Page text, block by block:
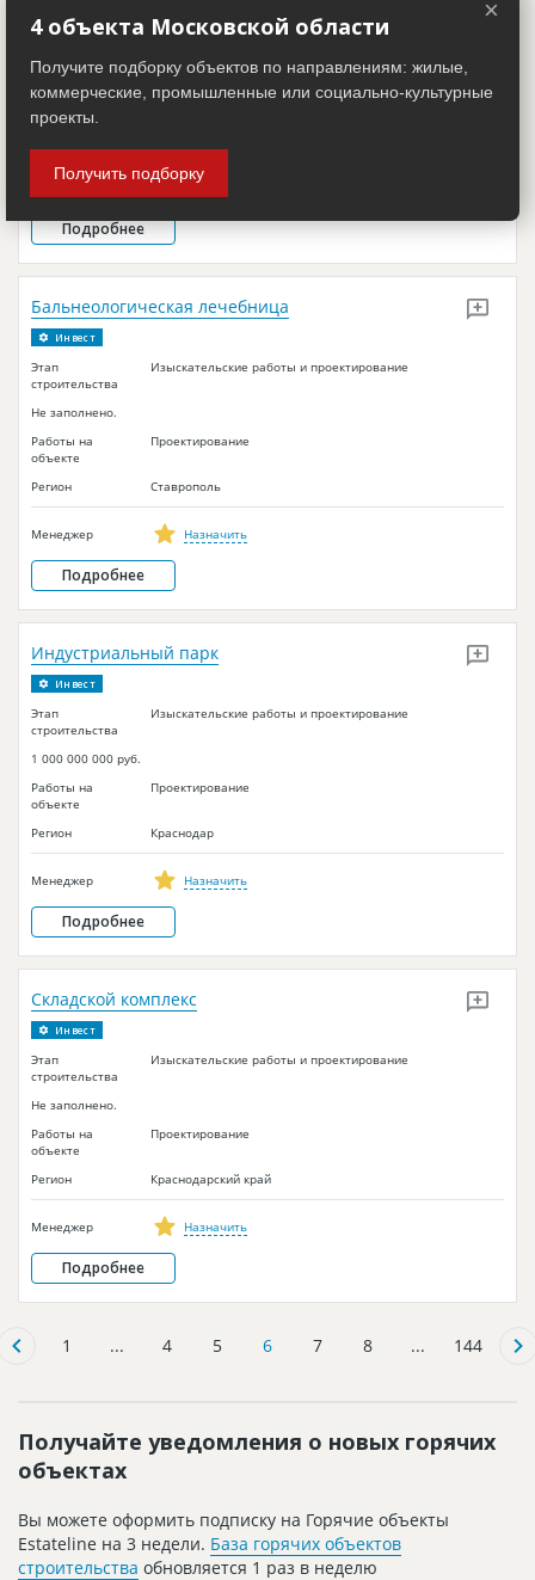
Этап
строительства
Изыскательские работы и проектирование
Не заполнено.
Работы на
объекте
Проектирование
Менеджер Назначить
Подробнее
Инвест
Бальнеологическая лечебница
Этап
строительства
Изыскательские работы и проектирование
Не заполнено.
Работы на
объекте
Проектирование
Регион Ставрополь
Менеджер Назначить
Подробнее
Инвест
Индустриальный парк
Этап
строительства
Изыскательские работы и проектирование
1 000 000 000 руб.
Работы на
объекте
Проектирование
Регион Краснодар
Менеджер Назначить
Подробнее
Инвест
Складской комплекс
Этап
строительства
Изыскательские работы и проектирование
Не заполнено.
Работы на
объекте
Проектирование
Регион Краснодарский край
Менеджер Назначить
Подробнее
1 ... 4 5 6 7 8 ... 144
Получайте уведомления о новых горячих
объектах
Вы можете оформить подписку на Горячие объекты
Estateline на 3 недели. База горячих объектов
строительства обновляется 1 раз в неделю
×
4 объекта Московской области
Получите подборку объектов по направлениям: жилые,
коммерческие, промышленные или социально-культурные
проекты.
Получить подборку